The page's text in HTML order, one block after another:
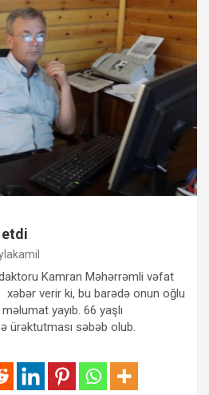
Kamran Məhərrəmli vəfat
verir ki, bu barədə onun oğlu
yayıb. 66 yaşlı
ürəktutması səbəb olub.